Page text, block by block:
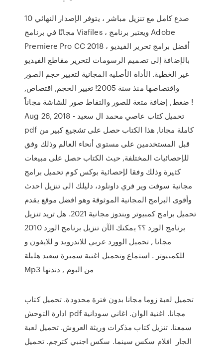
10 صدع كامل مع تنزيل مباشر ، يتوفر الإصدار النهائي
مجانًا في برنامج Viafiles ، ويعتبر برنامج Adobe
Premiere Pro CC 2018 أفضل برامج تحرير الفيديو ،
بالإضافة إلى تصميم الرسومات لتحرير مقاطع الفيديو
غير الخطية. الأداة الأصليه المجانية لتغيير حجم الصور
واقتصاصها منذ سنة 2005! تغيير الحجم, اقتصاص,
ضغط, إضافة متعة للصور والتقاط صور للشاشة مجاناً !
Aug 26, 2018 - تحميل كتاب عاصي محمد ال سعيد
pdf كاملة مجانا, هذا الكتاب حصل على تشجيع كبير من
قبل المستخدمين على مستوى أنحاء العالم وذلك وفق
للإحصائيات المختلفة, حيث الكتاب حصل على مبيعات
كثيرة وذلك وفقا لإحصائية بوكس كوم تحميل برامج
مجانية سوفت وير فري داونلود، دليلك الى تنزيل احدث
وأقوى البرامج المجانية الموثوقة وهو افضل موقع يقدم
تحميل برامج كمبيوتر ويندوز مجانية 2021. هل تريد تنزيل
برنامج الورد ؟؟ يمكنك الآن تنزيل برنامج الورد 2010
مجانا , تحميل الوورد عربي للاندرويد و للايفون و
للكمبيوتر . استماع وتحميل اغنية سميرة سعيد هليلة
Mp3 من البوم , دندنها
تحميل لعبة زوما مجانا بدون فترة محدودة. تحميل كتاب
ادارة التوحش pdf مجانا. اغنية الوان. اغاني سودانية
سمعنا. تنزيل كتاب مذكرات وريثة العروش. تحميل لعبة
الجار افلام سكس سينما. سكس اجنبي كترجم. تحميل